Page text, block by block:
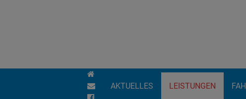
AKTUELLES LEISTUNGEN